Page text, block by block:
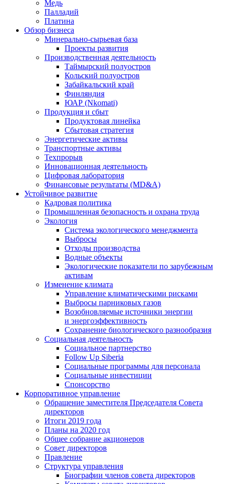
Медь
Палладий
Платина
Обзор бизнеса
Минерально-сырьевая база
Проекты развития
Производственная деятельность
Таймырский полуостров
Кольский полуостров
Забайкальский край
Финляндия
ЮАР (Nkomati)
Продукция и сбыт
Продуктовая линейка
Сбытовая стратегия
Энергетические активы
Транспортные активы
Техпрорыв
Инновационная деятельность
Цифровая лаборатория
Финансовые результаты (MD&A)
Устойчивое развитие
Кадровая политика
Промышленная безопасность и охрана труда
Экология
Система экологического менеджмента
Выбросы
Отходы производства
Водные объекты
Экологические показатели по зарубежным
активам
Изменение климата
Управление климатическими рисками
Выбросы парниковых газов
Возобновляемые источники энергии
и энергоэффективность
Сохранение биологического разнообразия
Социальная деятельность
Социальное партнерство
Follow Up Siberia
Социальные программы для персонала
Социальные инвестиции
Спонсорство
Корпоративное управление
Обращение заместителя Председателя Совета
директоров
Итоги 2019 года
Планы на 2020 год
Общее собрание акционеров
Совет директоров
Правление
Структура управления
Биографии членов совета директоров